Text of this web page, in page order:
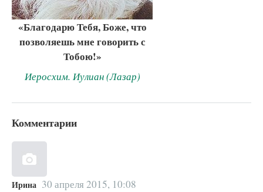
«Благодарю Тебя, Боже, что
позволяешь мне говорить с
Тобою!»
Иеросхим. Иулиан (Лазар)
Комментарии
Ирина 30 апреля 2015, 10:08